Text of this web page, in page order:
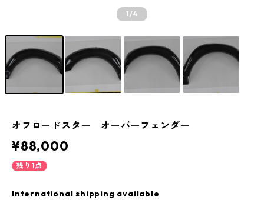
1/4
オフロードスター オーバーフェンダー
¥88,000
残り1点
International shipping available